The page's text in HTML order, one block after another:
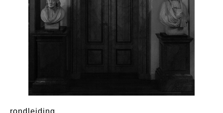
rondleiding